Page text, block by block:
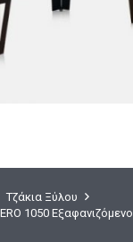
Τζάκια Ξύλου
1050 Εξαφανιζόμενο